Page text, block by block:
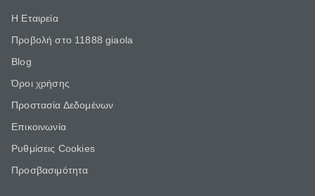
Η Εταιρεία
Προβολή στο 11888 giaola
Blog
Όροι χρήσης
Προστασία Δεδομένων
Επικοινωνία
Ρυθμίσεις Cookies
Προσβασιμότητα